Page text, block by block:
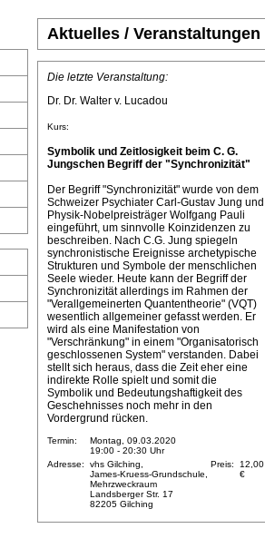
Aktuelles / Veranstaltungen
Die letzte Veranstaltung:
Dr. Dr. Walter v. Lucadou
Kurs:
Symbolik und Zeitlosigkeit beim C. G.
Jungschen Begriff der "Synchronizität"
Der Begriff "Synchronizität" wurde von dem
Schweizer Psychiater Carl-Gustav Jung und
Physik-Nobelpreisträger Wolfgang Pauli
eingeführt, um sinnvolle Koinzidenzen zu
beschreiben. Nach C.G. Jung spiegeln
synchronistische Ereignisse archetypische
Strukturen und Symbole der menschlichen
Seele wieder. Heute kann der Begriff der
Synchronizität allerdings im Rahmen der
"Verallgemeinerten Quantentheorie" (VQT)
wesentlich allgemeiner gefasst werden. Er
wird als eine Manifestation von
"Verschränkung" in einem "Organisatorisch
geschlossenen System" verstanden. Dabei
stellt sich heraus, dass die Zeit eher eine
indirekte Rolle spielt und somit die
Symbolik und Bedeutungshaftigkeit des
Geschehnisses noch mehr in den
Vordergrund rücken.
Termin:
Montag, 09.03.2020
19:00 - 20:30 Uhr
Adresse:
vhs Gilching,
James-Kruess-Grundschule,
Mehrzweckraum
Landsberger Str. 17
82205 Gilching
Preis:
12,00
€